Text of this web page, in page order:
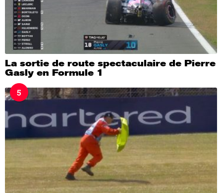
La sortie de route spectaculaire de Pierre
Gasly en Formule 1
5